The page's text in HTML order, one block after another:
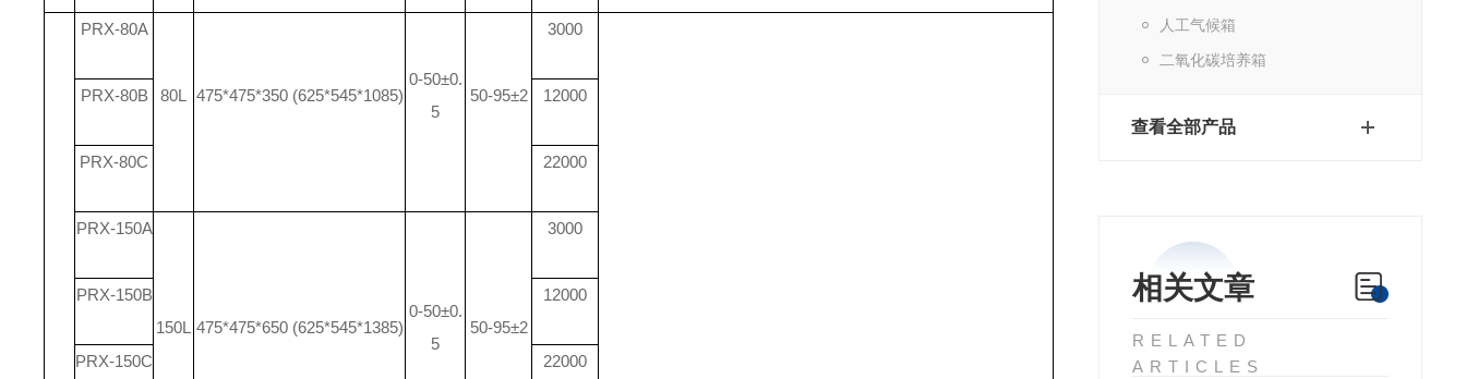
人工气候箱
二氧化碳培养箱
查看全部产品
相关文章
RELATED
ARTICLES
PRX-80A
80L 475*475*350 (625*545*1085)
0-50±0.
5
50-95±2
3000
PRX-80B 12000
PRX-80C 22000
PRX-150A
150L 475*475*650 (625*545*1385)
0-50±0.
5
50-95±2
3000
PRX-150B 12000
PRX-150C 22000